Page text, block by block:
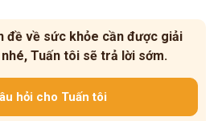
đề về sức khỏe cần được giải
Tuấn tôi sẽ trả lời sớm.
hỏi cho Tuấn tôi